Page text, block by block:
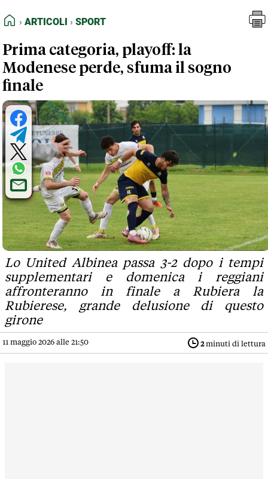
FEED RSS
NORMATIVE DEONTOLOGICHE
TERMINI e CONDIZIONI
HOME
ARTICOLI SPORT
Prima categoria, playoff: la
Modenese perde, sfuma il sogno
finale
Lo United Albinea passa 3-2 dopo i tempi
supplementari e domenica i reggiani
affronteranno in finale a Rubiera la
Rubierese, grande delusione di questo
girone
11 maggio 2026 alle 21:50 2minuti di lettura